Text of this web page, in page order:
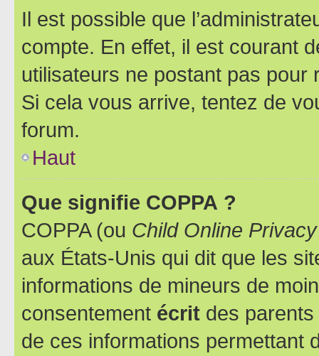
Il est possible que
compte. En effet, il est courant
utilisateurs ne postant pas pour
Si cela vous arrive, tentez de
forum.
Haut
Que signifie COPPA ?
COPPA (ou Child Online
aux États-Unis qui dit que les
informations de mineurs de
consentement écrit des parents
de ces informations permettant